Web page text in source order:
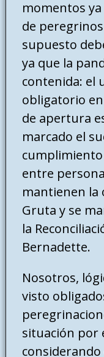
momentos
de
supuesto
ya que la
contenida: el
obligatorio
de apertura
marcado el
entre
mantienen la
Gruta y se
la
Bernadette.
Nosotros,
visto
situación por